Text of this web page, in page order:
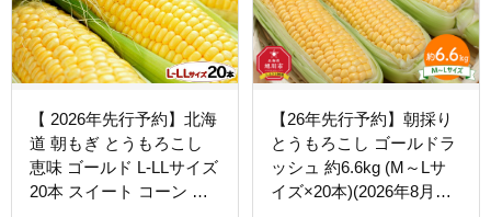
【 2026年先行予約】北海
道 朝もぎ とうもろこし
恵味 ゴールド L-LLサイズ
20本 スイート コーン ト
【26年先行予約】朝採り
とうもろこし ゴールドラ
ッシュ 約6.6kg (M～Lサ
イズ×20本)(2026年8月中